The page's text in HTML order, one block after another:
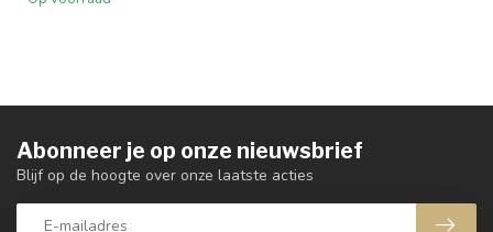
Abonneer je op onze nieuwsbrief
Blijf op de hoogte over onze laatste acties